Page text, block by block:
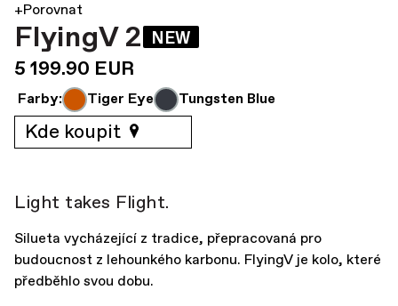
+Porovnat
FlyingV 2 NEW
5 199.90 EUR
Farby: Tiger Eye Tungsten Blue
Kde koupit
Light takes Flight.
Silueta vycházející z tradice, přepracovaná pro
budoucnost z lehounkého karbonu. FlyingV je kolo, které
předběhlo svou dobu.